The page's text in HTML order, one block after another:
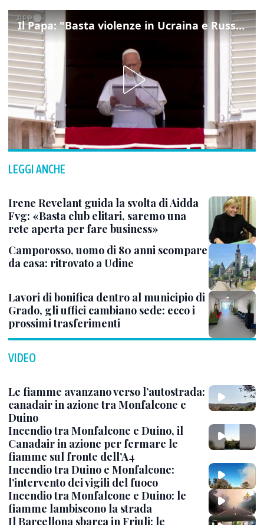
Il Papa: "Basta violenze in Ucraina e Russia, spazio a diplomazia"
LEGGI ANCHE
Irene Revelant guida la svolta di Aidda
Fvg: «Basta club elitari, saremo una
rete aperta per fare business»
Camporosso, uomo di 80 anni scompare
da casa: ritrovato a Udine
Lavori di bonifica dentro al municipio di
Grado, gli uffici cambiano sede: ecco i
prossimi trasferimenti
VIDEO
Le fiamme avanzano verso l’autostrada:
canadair in azione tra Monfalcone e
Duino
Incendio tra Monfalcone e Duino, il
Canadair in azione per fermare le
fiamme sul fronte dell’A4
Incendio tra Duino e Monfalcone:
l’intervento dei vigili del fuoco
Incendio tra Monfalcone e Duino: le
fiamme lambiscono la strada
Il Barcellona sbarca in Friuli: le